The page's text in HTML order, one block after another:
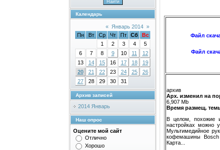
Календарь
« Январь 2014 »
Пн
Вт Ср Чт Пт Сб
Вс
1
2 3 4
5
6
7 8 9 10 11
12
13
14 15 16 17 18
19
20
21 22 23 24 25
26
27
28 29 30 31
Архив записей
2014 Январь
Наш опрос
Оцените мой сайт
Отлично
Хорошо
Файл
Файл
архив
Арх. изменил на
6,907 Mb
Время размещ.
В целом, похожие
настройках можно
Мультимедийное
кофемашины Bosch
Карта...